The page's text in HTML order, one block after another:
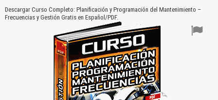
Descargar Curso Completo: Planificación y Programación del Mantenimiento –
Frecuencias y Gestión Gratis en Español/PDF.